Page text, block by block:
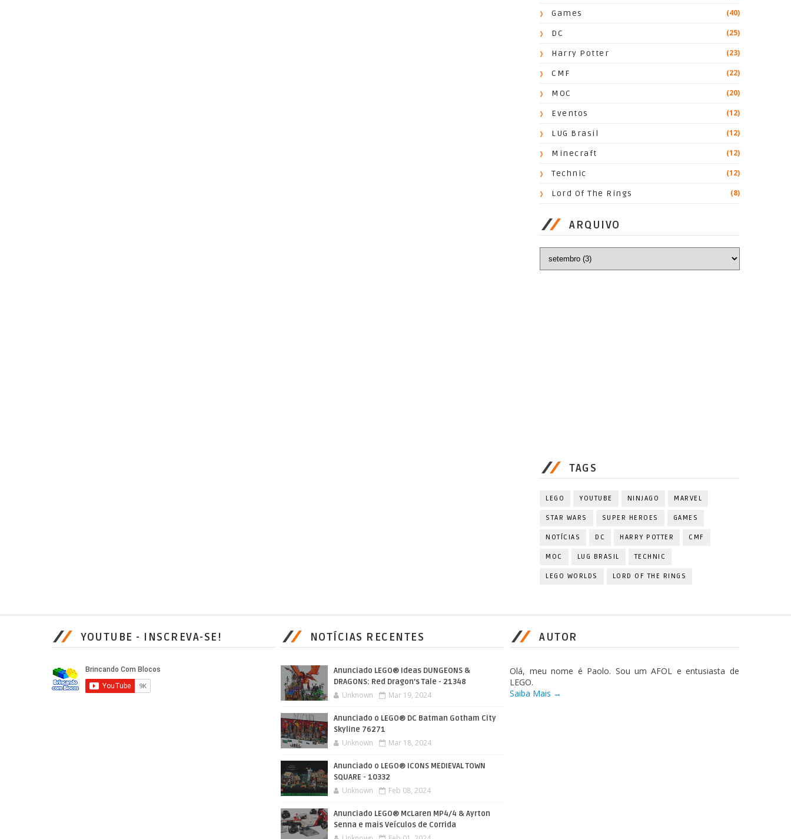
Games (40)
DC (25)
Harry Potter (23)
CMF (22)
MOC (20)
Eventos (12)
LUG Brasil (12)
Minecraft (12)
Technic (12)
Lord Of The Rings (8)
ARQUIVO
TAGS
LEGO YOUTUBE NINJAGO MARVEL
STAR WARS SUPER HEROES GAMES
NOTÍCIAS DC HARRY POTTER CMF
MOC LUG BRASIL TECHNIC
LEGO WORLDS LORD OF THE RINGS
YOUTUBE - INSCREVA-SE! NOTÍCIAS RECENTES
Anunciado LEGO® Ideas DUNGEONS &
DRAGONS: Red Dragon’s Tale - 21348
Unknown Mar 19, 2024
Anunciado o LEGO® DC Batman Gotham City
Skyline 76271
Unknown Mar 18, 2024
Anunciado o LEGO® ICONS MEDIEVAL TOWN
SQUARE - 10332
Unknown Feb 08, 2024
Anunciado LEGO® McLaren MP4/4 & Ayrton
Senna e mais Veículos de Corrida
AUTOR
Olá, meu nome é Paolo. Sou um AFOL e entusiasta de
LEGO.
Saiba Mais →